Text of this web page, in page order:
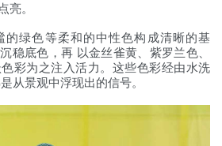
亮。
的绿色等柔和的中性色构成清晰的基
稳底色，再 以金丝雀黄、紫罗兰色、
彩为之注入活力。这些色彩经由水洗
从景观中浮现出的信号。